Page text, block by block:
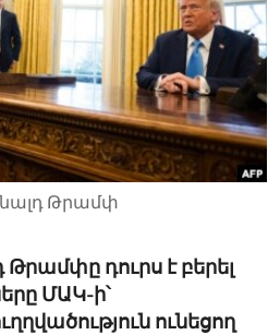
Թրամփ
դուրս է բերել
ՄԱԿ-ի՝
ունեցող